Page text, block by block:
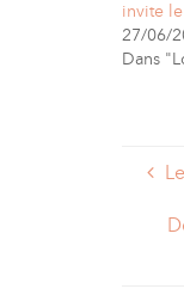
invite
27/06/
Dans